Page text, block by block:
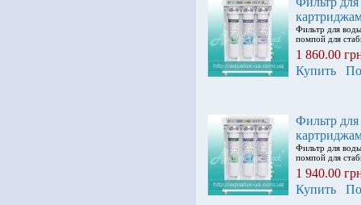
Фильтр для
помпой для
1 860.00
Купить
Фильтр
Фильтр для
помпой для
1 940.00
Купить